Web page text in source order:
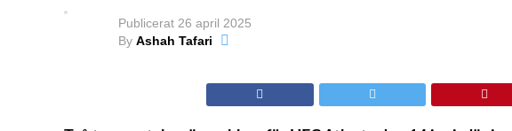
Publicerat 26 april 2025
By Ashah Tafari